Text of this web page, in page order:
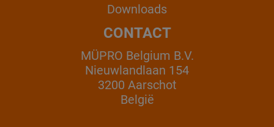
Downloads
CONTACT
MÜPRO Belgium B.V.
Nieuwlandlaan 154
3200 Aarschot
België